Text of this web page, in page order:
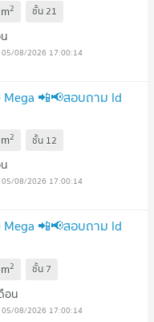
m2 ชั้น21
05/08/2026 17:00:14
Mega 📲📢สอบถาม ld
m2 ชั้น 12
05/08/2026 17:00:14
Mega 📲📢สอบถาม ld
m2 ชั้น 7
อน
05/08/2026 17:00:14